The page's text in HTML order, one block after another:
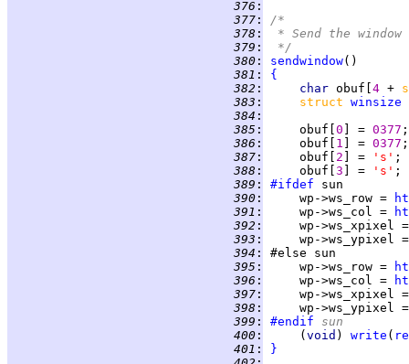
376 :
377 :
/*
378 :
* Send the
379 :
*/
380 : sendwindow
381 :
{
382 : char obuf[ 4 +
383 : struct winsize
384 :
385 :
     obuf[
0 ] = 0377
386 :
     obuf[
1 ] = 0377
387 :
     obuf[
2 ] = 's'
388 :
     obuf[
3 ] = 's'
389 : #ifdef
390 :
     wp->ws_row =
391 :
     wp->ws_col =
392 :
wp->ws_xpixel
393 :
wp->ws_ypixel
394 :
395 :
     wp->ws_row =
396 :
     wp->ws_col =
397 :
wp->ws_xpixel
398 :
wp->ws_ypixel
399 : #endif sun
400 :
     (
void ) write (
401 :
}